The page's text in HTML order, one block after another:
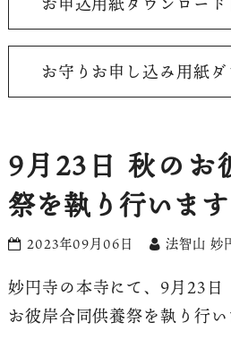
お守りお申し込み用紙
9月23日 秋のお
祭を執り行います
2023年09月06日 法智山 妙
妙円寺の本寺にて、9月23日
お彼岸合同供養祭を執り行い